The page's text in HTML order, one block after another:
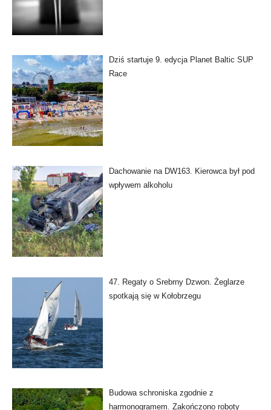
Dziś startuje 9. edycja Planet Baltic SUP
Race
Dachowanie na DW163. Kierowca był pod
wpływem alkoholu
47. Regaty o Srebrny Dzwon. Żeglarze
spotkają się w Kołobrzegu
Budowa schroniska zgodnie z
harmonogramem. Zakończono roboty